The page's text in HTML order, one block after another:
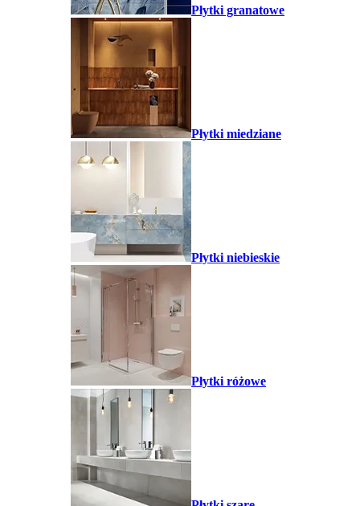
Płytki granatowe
Płytki miedziane
Płytki niebieskie
Płytki różowe